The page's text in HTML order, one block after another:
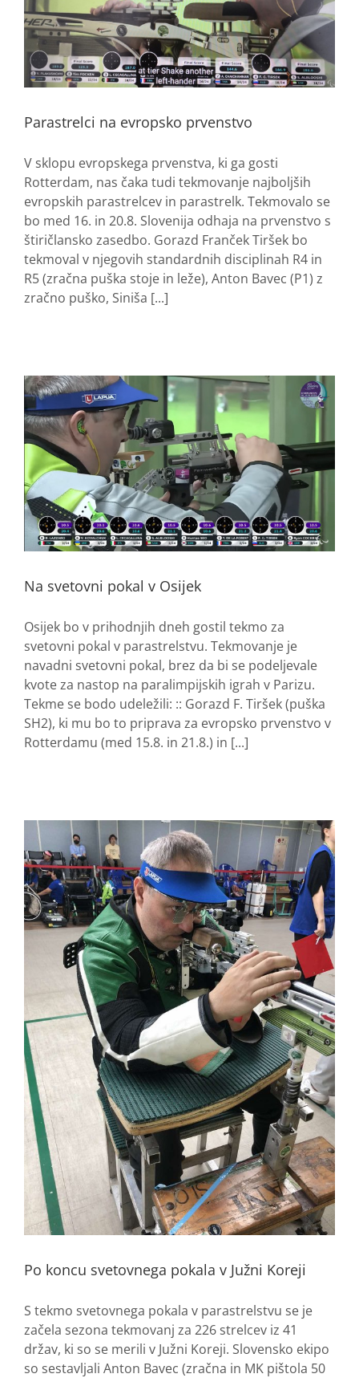
Parastrelci na evropsko prvenstvo
V sklopu evropskega prvenstva, ki ga gosti
Rotterdam, nas čaka tudi tekmovanje najboljših
evropskih parastrelcev in parastrelk. Tekmovalo se
bo med 16. in 20.8. Slovenija odhaja na prvenstvo s
štiričlansko zasedbo. Gorazd Franček Tiršek bo
tekmoval v njegovih standardnih disciplinah R4 in
R5 (zračna puška stoje in leže), Anton Bavec (P1) z
zračno puško, Siniša [...]
Na svetovni pokal v Osijek
Osijek bo v prihodnjih dneh gostil tekmo za
svetovni pokal v parastrelstvu. Tekmovanje je
navadni svetovni pokal, brez da bi se podeljevale
kvote za nastop na paralimpijskih igrah v Parizu.
Tekme se bodo udeležili: :: Gorazd F. Tiršek (puška
SH2), ki mu bo to priprava za evropsko prvenstvo v
Rotterdamu (med 15.8. in 21.8.) in [...]
Po koncu svetovnega pokala v Južni Koreji
S tekmo svetovnega pokala v parastrelstvu se je
začela sezona tekmovanj za 226 strelcev iz 41
držav, ki so se merili v Južni Koreji. Slovensko ekipo
so sestavljali Anton Bavec (zračna in MK pištola 50